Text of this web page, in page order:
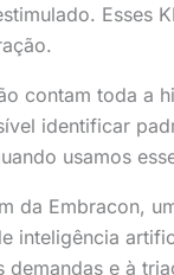
Esses
contam toda a
identificar
usamos
da Embracon,
inteligência
demandas e à